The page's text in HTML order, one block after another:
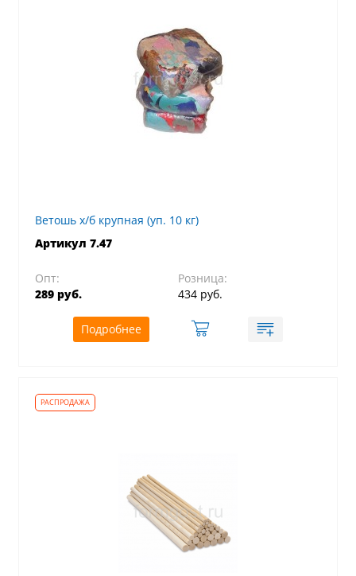
Ветошь х/б крупная (уп. 10 кг)
Артикул 7.47
Опт:
289 руб.
Розница:
434 руб.
Подробнее